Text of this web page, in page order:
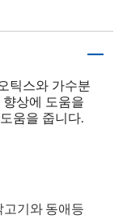
틱스와 가수분
상에 도움을
움을 줍니다.
고기와 동애등